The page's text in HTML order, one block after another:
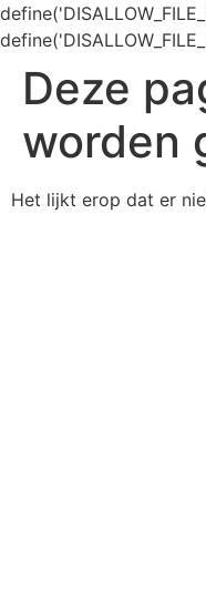
Deze
worden
Het lijkt erop dat er